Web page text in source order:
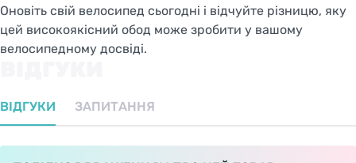
Оновіть свій велосипед сьогодні і відчуйте різницю, яку
цей високоякісний обод може зробити у вашому
велосипедному досвіді.
ВІДГУКИ ЗАПИТАННЯ